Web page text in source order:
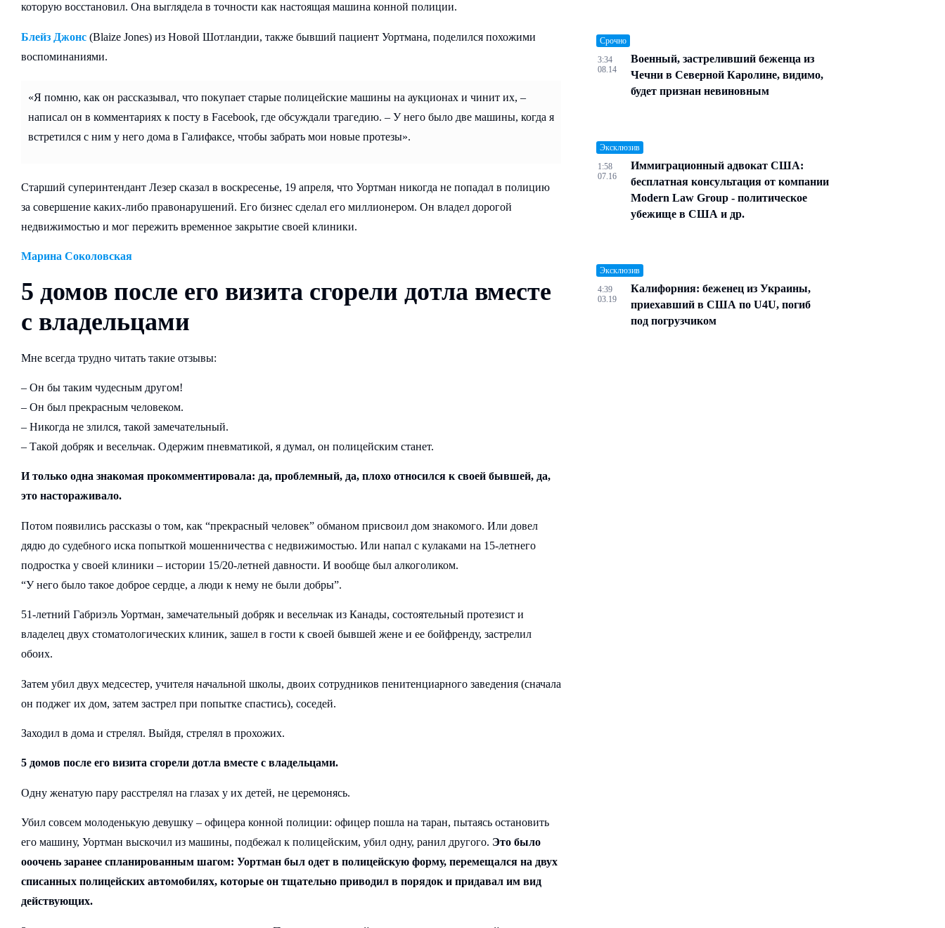
которую восстановил. Она выглядела в точности как настоящая машина конной полиции.
Блейз Джонс (Blaize Jones) из Новой Шотландии, также бывший пациент Уортмана, поделился похожими
воспоминаниями.
«Я помню, как он рассказывал, что покупает старые полицейские машины на аукционах и чинит их, –
написал он в комментариях к посту в Facebook, где обсуждали трагедию. – У него было две машины, когда я
встретился с ним у него дома в Галифаксе, чтобы забрать мои новые протезы».
Старший суперинтендант Лезер сказал в воскресенье, 19 апреля, что Уортман никогда не попадал в полицию
за совершение каких-либо правонарушений. Его бизнес сделал его миллионером. Он владел дорогой
недвижимостью и мог пережить временное закрытие своей клиники.
Марина Соколовская
5 домов после его визита сгорели дотла вместе
с владельцами
Мне всегда трудно читать такие отзывы:
– Он бы таким чудесным другом!
– Он был прекрасным человеком.
– Никогда не злился, такой замечательный.
– Такой добряк и весельчак. Одержим пневматикой, я думал, он полицейским станет.
И только одна знакомая прокомментировала: да, проблемный, да, плохо относился к своей бывшей, да,
это настораживало.
Потом появились рассказы о том, как “прекрасный человек” обманом присвоил дом знакомого. Или довел
дядю до судебного иска попыткой мошенничества с недвижимостью. Или напал с кулаками на 15-летнего
подростка у своей клиники – истории 15/20-летней давности. И вообще был алкоголиком.
“У него было такое доброе сердце, а люди к нему не были добры”.
51-летний Габриэль Уортман, замечательный добряк и весельчак из Канады, состоятельный протезист и
владелец двух стоматологических клиник, зашел в гости к своей бывшей жене и ее бойфренду, застрелил
обоих.
Затем убил двух медсестер, учителя начальной школы, двоих сотрудников пенитенциарного заведения (сначала
он поджег их дом, затем застрел при попытке спастись), соседей.
Заходил в дома и стрелял. Выйдя, стрелял в прохожих.
5 домов после его визита сгорели дотла вместе с владельцами.
Одну женатую пару расстрелял на глазах у их детей, не церемонясь.
Убил совсем молоденькую девушку – офицера конной полиции: офицер пошла на таран, пытаясь остановить
его машину, Уортман выскочил из машины, подбежал к полицейским, убил одну, ранил другого. Это было
ооочень заранее спланированным шагом: Уортман был одет в полицейскую форму, перемещался на двух
списанных полицейских автомобилях, которые он тщательно приводил в порядок и придавал им вид
действующих.
Срочно
3:34
08.14
Военный, застреливший беженца из
Чечни в Северной Каролине, видимо,
будет признан невиновным
Эксклюзив
1:58
07.16
Иммиграционный адвокат США:
бесплатная консультация от компании
Modern Law Group - политическое
убежище в США и др.
Эксклюзив
4:39
03.19
Калифорния: беженец из Украины,
приехавший в США по U4U, погиб
под погрузчиком